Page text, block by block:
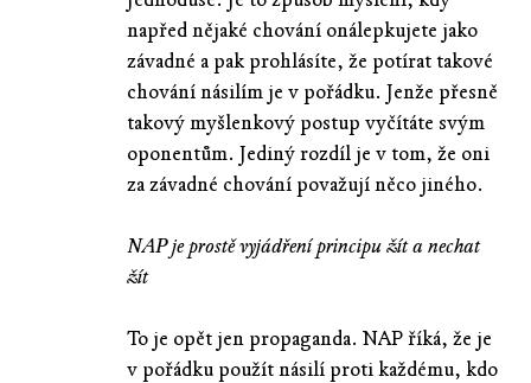
napřed nějaké chování onálepkujete jako
závadné a pak prohlásíte, že potírat takové
chování násilím je v pořádku. Jenže přesně
takový myšlenkový postup vyčítáte svým
oponentům. Jediný rozdíl je v tom, že oni
za závadné chování považují něco jiného.
NAP je prostě vyjádření principu žít a nechat
žít
To je opět jen propaganda. NAP říká, že je
v pořádku použít násilí proti každému, kdo